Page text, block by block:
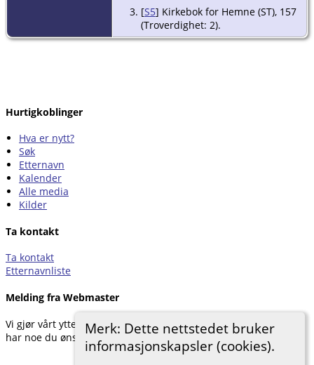
Merk: Dette nettstedet bruker
informasjonskapsler (cookies).
[S5] Kirkebok for Hemne (ST), 157
(Troverdighet: 2).
Hurtigkoblinger
Hva er nytt?
Søk
Etternavn
Kalender
Alle media
Kilder
Ta kontakt
Ta kontakt
Etternavnliste
Melding fra Webmaster
Vi gjør vårt ytterste for å dokumentere forskningen vår. Hvis du
har noe du ønsker å legge til, kan du kontakte oss.